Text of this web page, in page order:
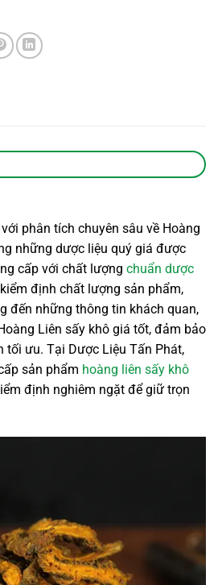
phân tích chuyên sâu về Hoàng
những dược liệu quý giá được
cấp với chất lượng chuẩn dược
định chất lượng sản phẩm,
đến những thông tin khách quan,
Liên sấy khô giá tốt, đảm bảo
tối ưu. Tại Dược Liệu Tấn Phát,
sản phẩm hoàng liên sấy khô
định nghiêm ngặt để giữ trọn